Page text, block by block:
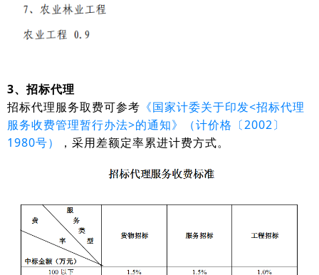
3、招标代理
招标代理服务取费可参考 《国家计委关于印发<招标代理
服务收费管理暂行办法>的通知》（计价格〔2002〕
1980号）
，采用差额定率累进计费方式。